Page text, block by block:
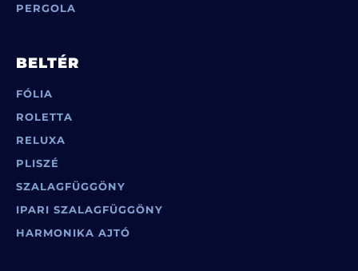
PERGOLA
BELTÉR
FÓLIA
ROLETTA
RELUXA
PLISZÉ
SZALAGFÜGGÖNY
IPARI SZALAGFÜGGÖNY
HARMONIKA AJTÓ